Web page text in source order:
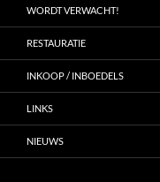
WORDT VERWACHT!
RESTAURATIE
INKOOP / INBOEDELS
LINKS
NIEUWS